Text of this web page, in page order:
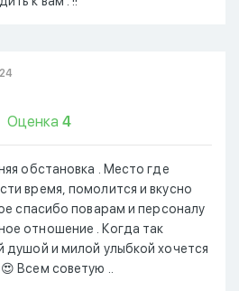
Оценка 4
обстановка . Место где
время, помолится и вкусно
спасибо поварам и персоналу
отношение . Когда так
душой и милой улыбкой хочется
Всем советую ..